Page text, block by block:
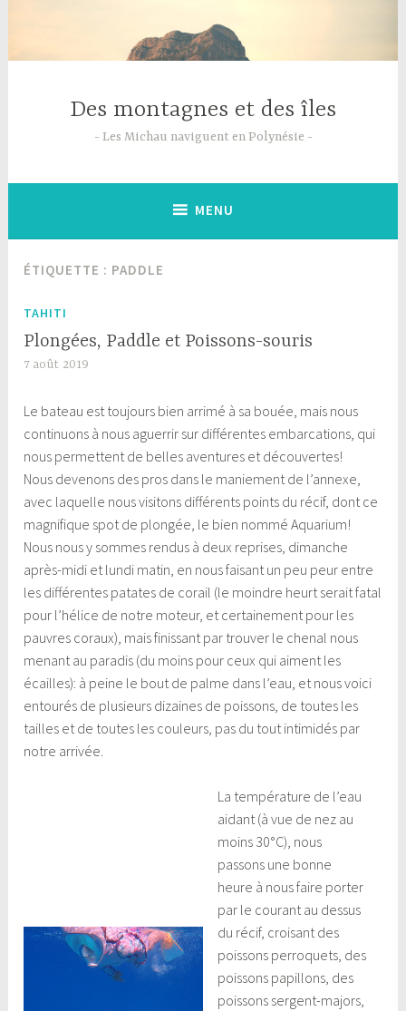
contenu
Des montagnes et des îles
Les Michau naviguent en Polynésie
MENU
ÉTIQUETTE : PADDLE
TAHITI
Plongées, Paddle et Poissons-souris
7 août 2019
Le bateau est toujours bien arrimé à sa bouée, mais nous
continuons à nous aguerrir sur différentes embarcations, qui
nous permettent de belles aventures et découvertes!
Nous devenons des pros dans le maniement de l’annexe,
avec laquelle nous visitons différents points du récif, dont ce
magnifique spot de plongée, le bien nommé Aquarium!
Nous nous y sommes rendus à deux reprises, dimanche
après-midi et lundi matin, en nous faisant un peu peur entre
les différentes patates de corail (le moindre heurt serait fatal
pour l’hélice de notre moteur, et certainement pour les
pauvres coraux), mais finissant par trouver le chenal nous
menant au paradis (du moins pour ceux qui aiment les
écailles): à peine le bout de palme dans l’eau, et nous voici
entourés de plusieurs dizaines de poissons, de toutes les
tailles et de toutes les couleurs, pas du tout intimidés par
notre arrivée.
La température de l’eau
aidant (à vue de nez au
moins 30°C), nous
passons une bonne
heure à nous faire porter
par le courant au dessus
du récif, croisant des
poissons perroquets, des
poissons papillons, des
poissons sergent-majors,